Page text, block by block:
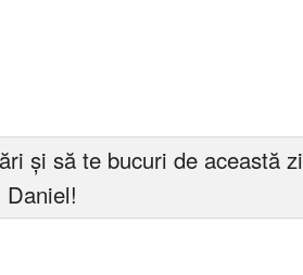
și să te bucuri de această zi